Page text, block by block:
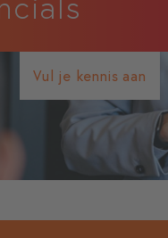
Vul je kennis aan